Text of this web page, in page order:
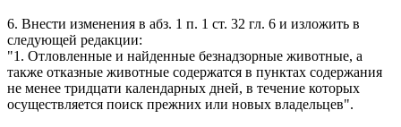
6. Внести изменения в абз. 1 п. 1 ст. 32 гл. 6 и изложить в
следующей редакции:
"1. Отловленные и найденные безнадзорные животные, а
также отказные животные содержатся в пунктах содержания
не менее тридцати календарных дней, в течение которых
осуществляется поиск прежних или новых владельцев".